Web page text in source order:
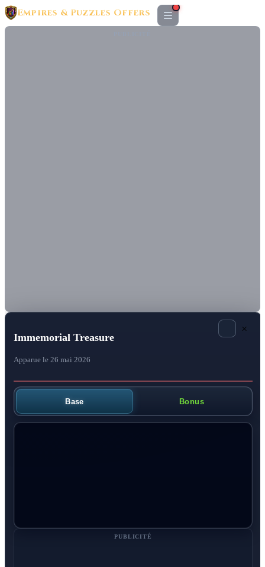
Empires & Puzzles Offers
Immemorial Treasure
Apparue le 26 mai 2026
×
Base Bonus
PUBLICITÉ